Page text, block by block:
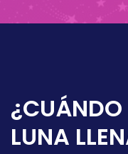
¿CUÁNDO
LUNA